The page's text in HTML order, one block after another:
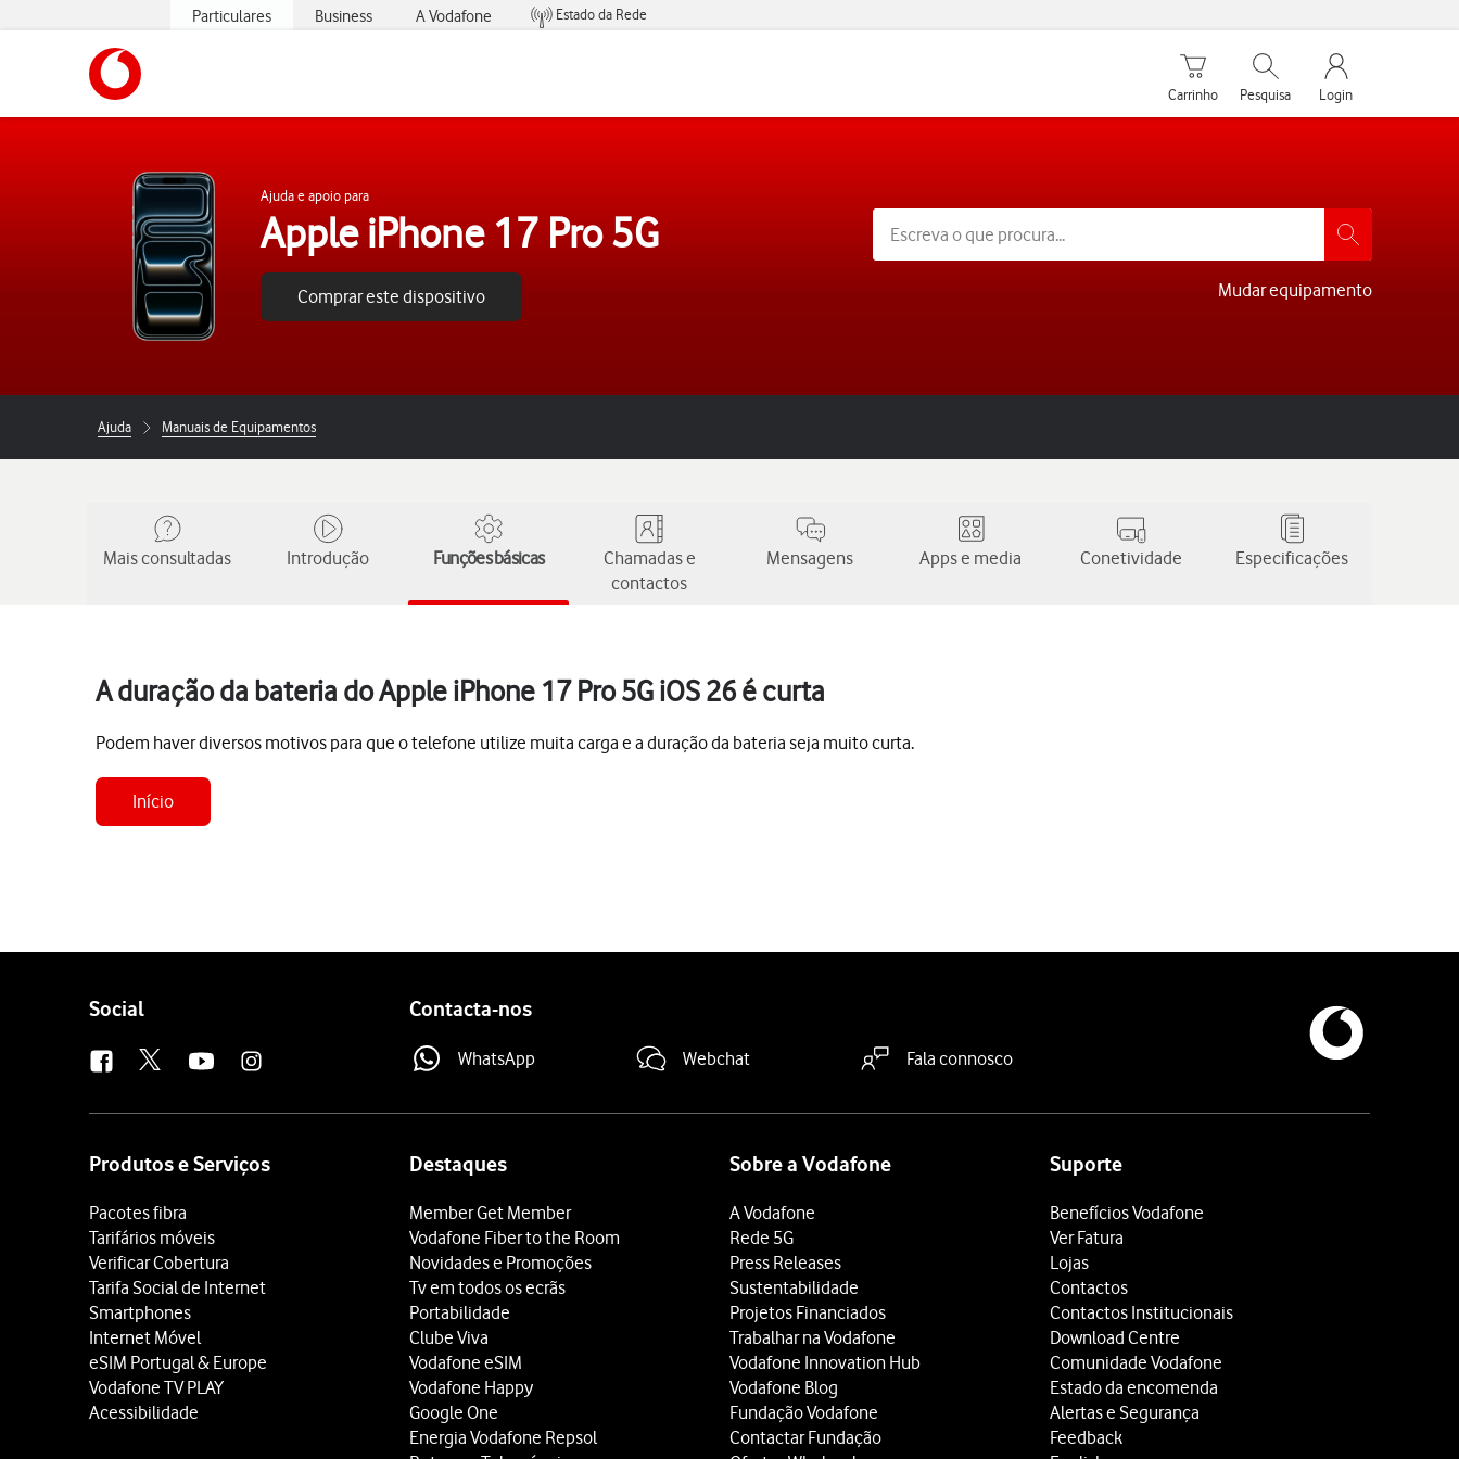
Particulares Business A Vodafone
Estado da Rede
Carrinho de compras
Carrinho
Pesquisar
Pesquisa
My Vodafone
Login
Ajuda e apoio para
Apple iPhone 17 Pro 5G
Comprar este dispositivo Mudar equipamento
Ajuda Manuais de Equipamentos
Mais consultadas Introdução Funções básicas
Chamadas e
contactos
Mensagens Apps e media Conetividade Especificações
A duração da bateria do Apple iPhone 17 Pro 5G iOS 26 é curta
Podem haver diversos motivos para que o telefone utilize muita carga e a duração da bateria seja muito curta.
Início
Follow
Social Contacta-nos
WhatsApp Webchat Fala connosco
Produtos e Serviços
Pacotes fibra
Tarifários móveis
Verificar Cobertura
Tarifa Social de Internet
Smartphones
Internet Móvel
eSIM Portugal & Europe
Vodafone TV PLAY
Acessibilidade
Destaques
Member Get Member
Vodafone Fiber to the Room
Novidades e Promoções
Tv em todos os ecrãs
Portabilidade
Clube Viva
Vodafone eSIM
Vodafone Happy
Google One
Energia Vodafone Repsol
Sobre a Vodafone
A Vodafone
Rede 5G
Press Releases
Sustentabilidade
Projetos Financiados
Trabalhar na Vodafone
Vodafone Innovation Hub
Vodafone Blog
Fundação Vodafone
Contactar Fundação
Suporte
Benefícios Vodafone
Ver Fatura
Lojas
Contactos
Contactos Institucionais
Download Centre
Comunidade Vodafone
Estado da encomenda
Alertas e Segurança
Feedback